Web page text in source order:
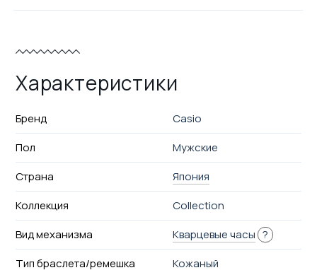
Характеристики
Бренд
Casio
Пол
Мужские
Страна
Япония
Коллекция
Collection
Вид механизма
Кварцевые часы ?
Тип браслета/ремешка
Кожаный